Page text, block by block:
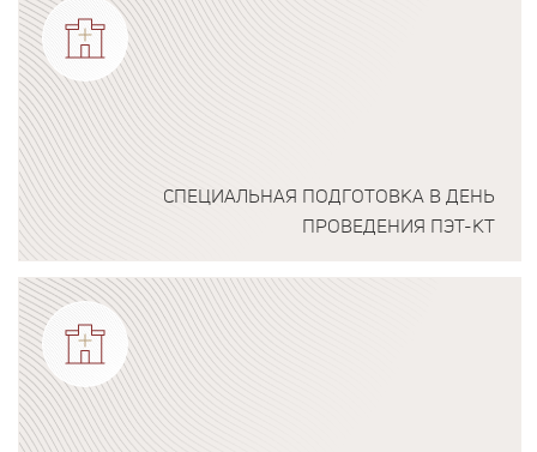
СПЕЦИАЛЬНАЯ ПОДГОТОВКА В ДЕНЬ
ПРОВЕДЕНИЯ ПЭТ-КТ
Подробнее о программе